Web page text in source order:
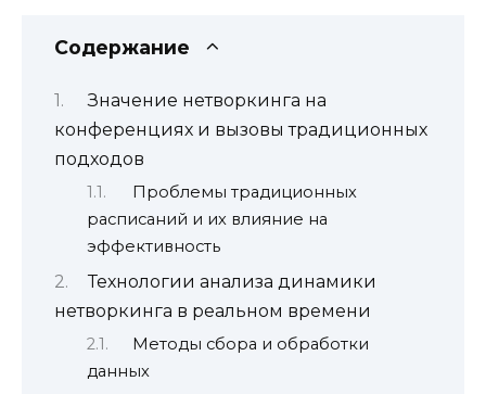
Содержание
Значение нетворкинга на
конференциях и вызовы традиционных
подходов
Проблемы традиционных
расписаний и их влияние на
эффективность
Технологии анализа динамики
нетворкинга в реальном времени
Методы сбора и обработки
данных